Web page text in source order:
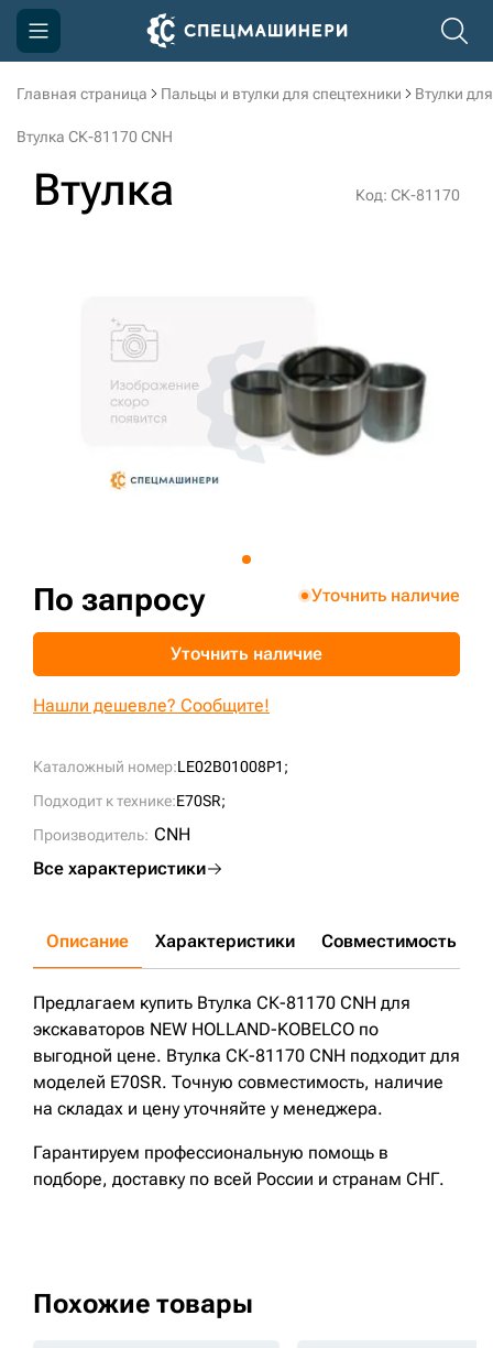
Главная страница Пальцы и втулки для спецтехники Втулки
Втулка СК-81170 CNH
Втулка Код: СК-81170
Каталожный номер:LE02B01008P1;
Подходит к технике:E70SR;
Производитель: CNH
Все характеристики
По запросу Уточнить наличие
Уточнить наличие
Нашли дешевле? Сообщите!
Описание Характеристики Совместимость
Предлагаем купить Втулка СК-81170 CNH для
экскаваторов NEW HOLLAND-KOBELCO по
выгодной цене. Втулка СК-81170 CNH подходит для
моделей E70SR. Точную совместимость, наличие
на складах и цену уточняйте у менеджера.
Гарантируем профессиональную помощь в
подборе, доставку по всей России и странам СНГ.
Похожие товары
Компания
Доставка и оплата
3D тур по производству
3D тур по складам
sksale@skdst.ru